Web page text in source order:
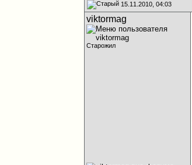
15.11.2010, 04:03
viktormag
Старожил